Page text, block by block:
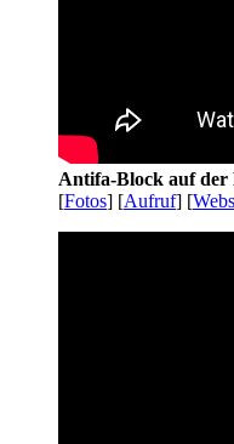
Antifa-Block auf der
[Fotos] [Aufruf] [